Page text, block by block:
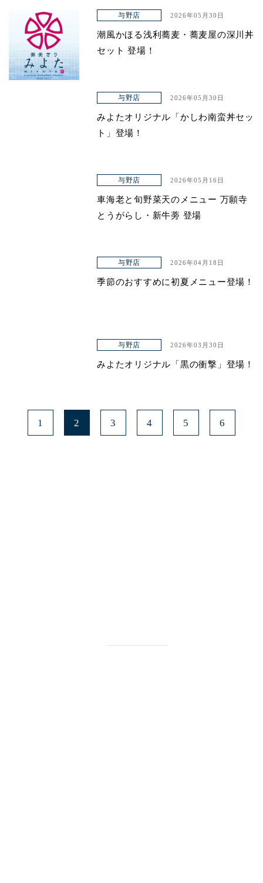
与野店 2026年05月30日
潮風かほる浅利蕎麦・蕎麦屋の深川丼
セット 登場！
与野店 2026年05月30日
みよたオリジナル「かしわ南蛮丼セッ
ト」登場！
与野店 2026年05月16日
車海老と旬野菜天のメニュー 万願寺
とうがらし・新牛蒡 登場
与野店 2026年04月18日
季節のおすすめに初夏メニュー登場！
与野店 2026年03月30日
みよたオリジナル「黒の衝撃」登場！
1 2 3 4 5 6